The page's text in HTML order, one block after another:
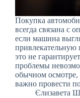
Покупка
всегда связана с
если машина
привлекательную
это не
проблемы
обычном осмотре,
важно провести
Єлизавета